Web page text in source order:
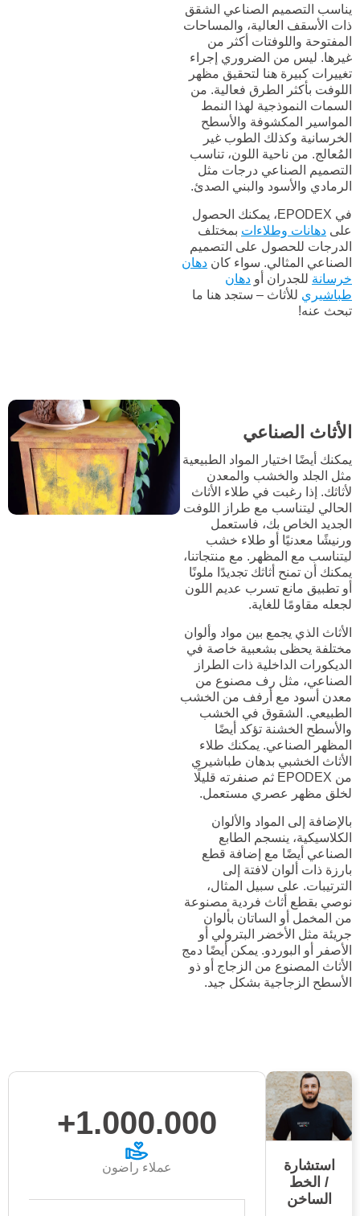
يناسب التصميم الصناعي الشقق
ذات الأسقف العالية، والمساحات
المفتوحة واللوفتات أكثر من
غيرها. ليس من الضروري إجراء
تغييرات كبيرة هنا لتحقيق مظهر
اللوفت بأكثر الطرق فعالية. من
السمات النموذجية لهذا النمط
المواسير المكشوفة والأسطح
الخرسانية وكذلك الطوب غير
المُعالج. من ناحية اللون، تناسب
التصميم الصناعي درجات مثل
الرمادي والأسود والبني الصدئ.
في EPODEX، يمكنك الحصول
على دهانات وطلاءات بمختلف
الدرجات للحصول على التصميم
الصناعي المثالي. سواء كان دهان
خرسانة للجدران أو دهان
طباشيري للأثاث – ستجد هنا ما
تبحث عنه!
الأثاث الصناعي
يمكنك أيضًا اختيار المواد الطبيعية
مثل الجلد والخشب والمعدن
لأثاثك. إذا رغبت في طلاء الأثاث
الحالي ليتناسب مع طراز اللوفت
الجديد الخاص بك، فاستعمل
ورنيشًا معدنيًا أو طلاء خشب
ليتناسب مع المظهر. مع منتجاتنا،
يمكنك أن تمنح أثاثك تجديدًا ملونًا
أو تطبيق مانع تسرب عديم اللون
لجعله مقاومًا للغاية.
الأثاث الذي يجمع بين مواد وألوان
مختلفة يحظى بشعبية خاصة في
الديكورات الداخلية ذات الطراز
الصناعي، مثل رف مصنوع من
معدن أسود مع أرفف من الخشب
الطبيعي. الشقوق في الخشب
والأسطح الخشنة تؤكد أيضًا
المظهر الصناعي. يمكنك طلاء
الأثاث الخشبي بدهان طباشيري
من EPODEX ثم صنفرته قليلًا
لخلق مظهر عصري مستعمل.
بالإضافة إلى المواد والألوان
الكلاسيكية، ينسجم الطابع
الصناعي أيضًا مع إضافة قطع
بارزة ذات ألوان لافتة إلى
الترتيبات. على سبيل المثال،
نوصي بقطع أثاث فردية مصنوعة
من المخمل أو الساتان بألوان
جريئة مثل الأخضر البترولي أو
الأصفر أو البوردو. يمكن أيضًا دمج
الأثاث المصنوع من الزجاج أو ذو
الأسطح الزجاجية بشكل جيد.
استشارة
/ الخط
الساخن
1.000.000+
عملاء راضون